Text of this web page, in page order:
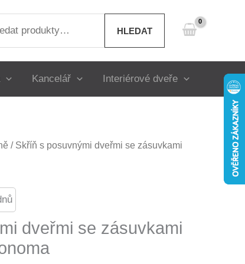
HLEDAT
Kancelář Interiérové dveře
/ Skříň s posuvnými dveřmi se zásuvkami
dveřmi se zásuvkami